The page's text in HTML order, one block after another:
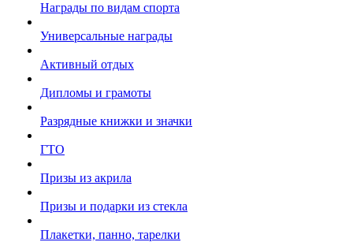
Награды по видам спорта
Универсальные награды
Активный отдых
Дипломы и грамоты
Разрядные книжки и значки
ГТО
Призы из акрила
Призы и подарки из стекла
Плакетки, панно, тарелки